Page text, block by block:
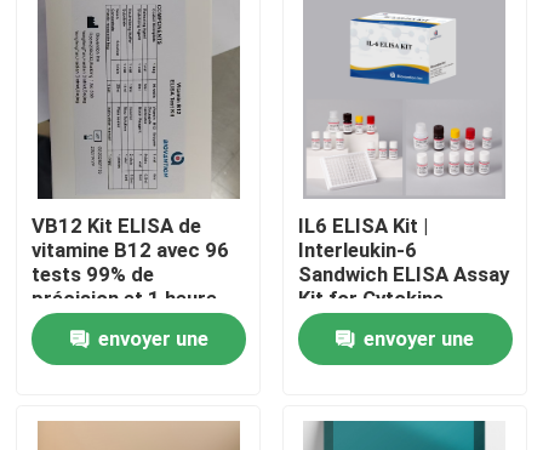
Maison
Produits
VB12 Kit ELISA de
vitamine B12 avec 96
tests 99% de
précision et 1 heure
de temps d'essai pour
la recherche sur la
carence en vitamines
envoyer une
IL6 ELISA Kit |
Interleukin-6
Sandwich ELISA Assay
Kit for Cytokine
Quantitative Detection
in Biological Samples,
Serum, Plasma, Cell
envoyer une